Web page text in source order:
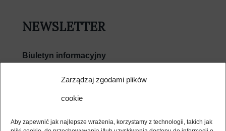
Zarządzaj zgodami plików
cookie
Aby zapewnić jak najlepsze wrażenia, korzystamy z technologii, takich jak
NEWSLETTER
Biuletyn informacyjny
osobowych w związku z usługą Newsletter i potwierdzam